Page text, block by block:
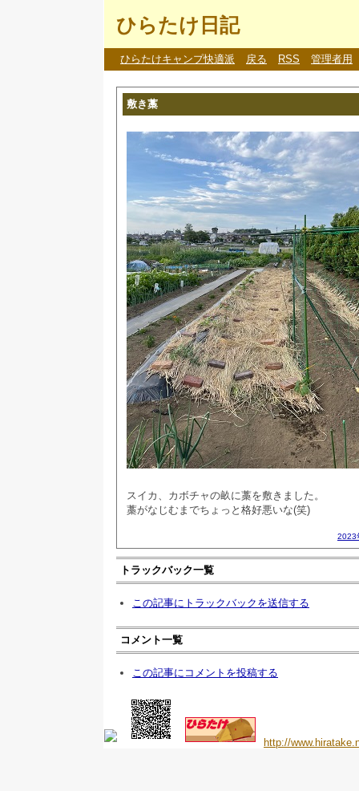
ひらたけ日記
ひらたけキャンプ快適派 戻る RSS 管理者用
敷き藁
スイカ、カボチャの畝に藁を敷きました。
藁がなじむまでちょっと格好悪いな(笑)
2023
トラックバック一覧
この記事にトラックバックを送信する
コメント一覧
この記事にコメントを投稿する
http://